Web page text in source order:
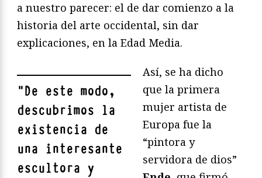
a nuestro parecer: el de dar comienzo a la
historia del arte occidental, sin dar
explicaciones, en la Edad Media.
"De este modo,
descubrimos la
existencia de
una interesante
escultora y
Así, se ha dicho
que la primera
mujer artista de
Europa fue la
“pintora y
servidora de dios”